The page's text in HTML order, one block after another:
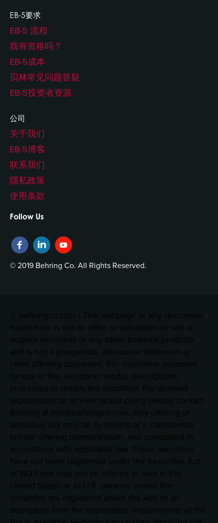
EB-5要求
EB-5 流程
我有资格吗？
EB-5成本
贝林常见问题答疑
EB-5投资者资源
公司
关于我们
EB-5博客
联系我们
隱私政策
使用条款
Follow Us
© 2019 Behring Co. All Rights Reserved.